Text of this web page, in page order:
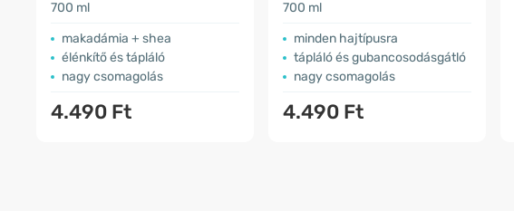
700 ml
makadámia + shea
élénkítő és tápláló
nagy csomagolás
4.490 Ft
700 ml
minden hajtípusra
tápláló és gubancosodásgátló
nagy csomagolás
4.490 Ft